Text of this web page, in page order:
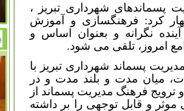
پسماندهای شهرداری تبریز ،
کرد: فرهنگسازی و آموزش
نگرانه و بعنوان اساس و
امروز، تلقی می شود.
پسماند شهرداری تبریز با
میان مدت و بلند مدت و در
ترویج فرهنگ مدیریت پسماند از
و قابل توجهی را بر داشته